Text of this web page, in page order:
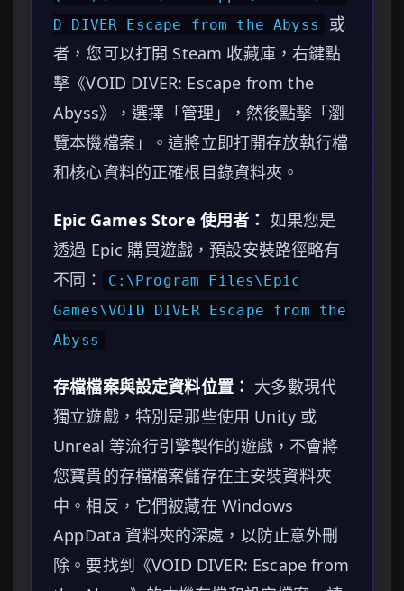
D DIVER Escape from the Abyss
或
者，您可以打開 Steam 收藏庫，右鍵點
擊《VOID DIVER: Escape from the
Abyss》，選擇「管理」，然後點擊「瀏
覽本機檔案」。這將立即打開存放執行檔
和核心資料的正確根目錄資料夾。
Epic Games Store 使用者： 如果您是
透過 Epic 購買遊戲，預設安裝路徑略有
不同：
C:\Program Files\Epic
Games\VOID DIVER Escape from the
Abyss
存檔檔案與設定資料位置： 大多數現代
獨立遊戲，特別是那些使用 Unity 或
Unreal 等流行引擎製作的遊戲，不會將
您寶貴的存檔檔案儲存在主安裝資料夾
中。相反，它們被藏在 Windows
AppData 資料夾的深處，以防止意外刪
除。要找到《VOID DIVER: Escape from